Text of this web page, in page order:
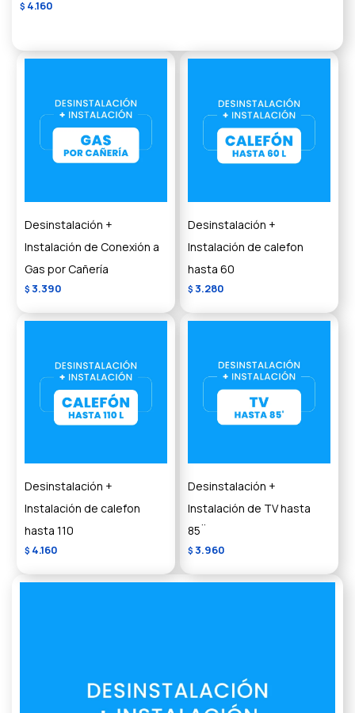
$ 4.160
Desinstalación +
Instalación de Conexión a
Gas por Cañería
$ 3.390
Desinstalación +
Instalación de calefon
hasta 60
$ 3.280
Desinstalación +
Instalación de calefon
hasta 110
$ 4.160
Desinstalación +
Instalación de TV hasta
85¨
$ 3.960